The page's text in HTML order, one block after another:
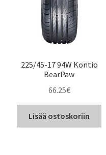
225/45-17 94W Kontio
BearPaw
66.25€
Lisää ostoskoriin